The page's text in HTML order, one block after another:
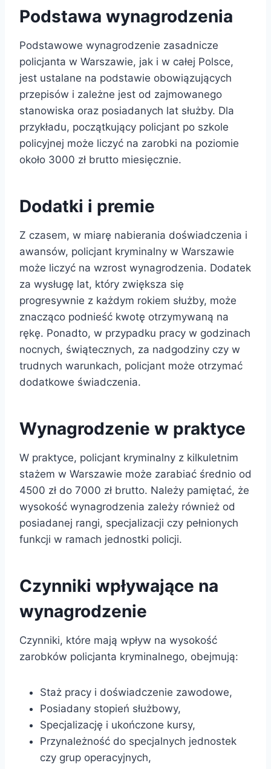
Podstawa wynagrodzenia
Podstawowe wynagrodzenie zasadnicze
policjanta w Warszawie, jak i w całej Polsce,
jest ustalane na podstawie obowiązujących
przepisów i zależne jest od zajmowanego
stanowiska oraz posiadanych lat służby. Dla
przykładu, początkujący policjant po szkole
policyjnej może liczyć na zarobki na poziomie
około 3000 zł brutto miesięcznie.
Dodatki i premie
Z czasem, w miarę nabierania doświadczenia i
awansów, policjant kryminalny w Warszawie
może liczyć na wzrost wynagrodzenia. Dodatek
za wysługę lat, który zwiększa się
progresywnie z każdym rokiem służby, może
znacząco podnieść kwotę otrzymywaną na
rękę. Ponadto, w przypadku pracy w godzinach
nocnych, świątecznych, za nadgodziny czy w
trudnych warunkach, policjant może otrzymać
dodatkowe świadczenia.
Wynagrodzenie w praktyce
W praktyce, policjant kryminalny z kilkuletnim
stażem w Warszawie może zarabiać średnio od
4500 zł do 7000 zł brutto. Należy pamiętać, że
wysokość wynagrodzenia zależy również od
posiadanej rangi, specjalizacji czy pełnionych
funkcji w ramach jednostki policji.
Czynniki wpływające na
wynagrodzenie
Czynniki, które mają wpływ na wysokość
zarobków policjanta kryminalnego, obejmują:
Staż pracy i doświadczenie zawodowe,
Posiadany stopień służbowy,
Specjalizację i ukończone kursy,
Przynależność do specjalnych jednostek
czy grup operacyjnych,